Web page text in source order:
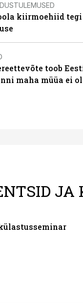
kiirmoehiid tegi
toob
maha müüa ei
JA